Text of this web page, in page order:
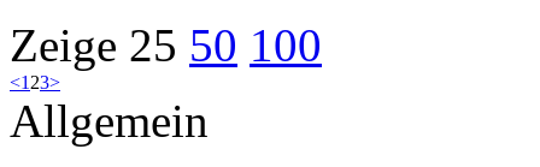
Zeige 25 50 100
<123>
Allgemein